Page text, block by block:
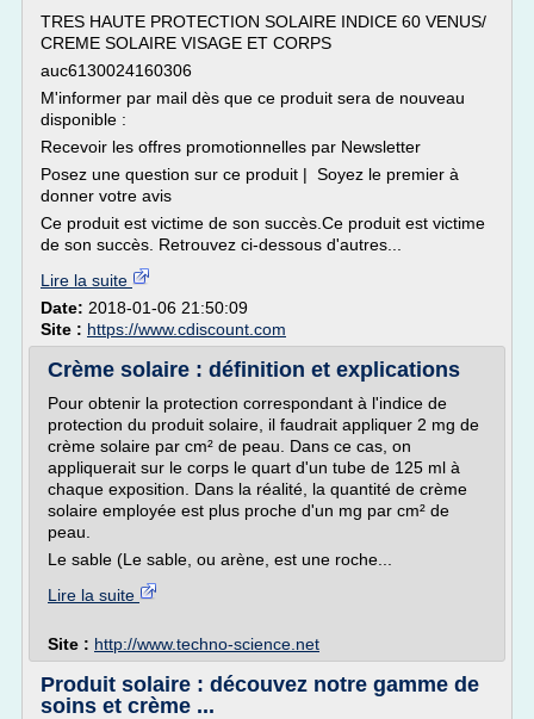
TRES HAUTE PROTECTION SOLAIRE INDICE 60 VENUS/
CREME SOLAIRE VISAGE ET CORPS
auc6130024160306
M'informer par mail dès que ce produit sera de nouveau
disponible :
Recevoir les offres promotionnelles par Newsletter
Posez une question sur ce produit | Soyez le premier à
donner votre avis
Ce produit est victime de son succès.Ce produit est victime
de son succès. Retrouvez ci-dessous d'autres...
Lire la suite
Date: 2018-01-06 21:50:09
Site : https://www.cdiscount.com
Crème solaire : définition et explications
Pour obtenir la protection correspondant à l'indice de
protection du produit solaire, il faudrait appliquer 2 mg de
crème solaire par cm² de peau. Dans ce cas, on
appliquerait sur le corps le quart d'un tube de 125 ml à
chaque exposition. Dans la réalité, la quantité de crème
solaire employée est plus proche d'un mg par cm² de
peau.
Le sable (Le sable, ou arène, est une roche...
Lire la suite
Site : http://www.techno-science.net
Produit solaire : découvez notre gamme de
soins et crème ...